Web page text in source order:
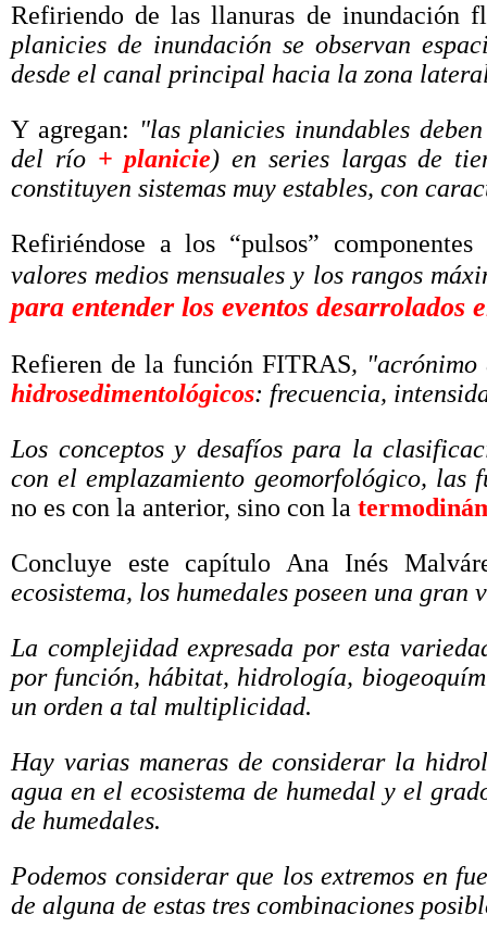
Refiriendo de las llanuras de inundación
planicies de inundación se observan
desde el canal principal hacia la zona
Y agregan: "las planicies inundables
del río + planicie) en series largas de
constituyen sistemas muy estables, con
Refiriéndose a los “pulsos”
valores medios mensuales y los rangos
para entender los eventos desarrolados
Refieren de la función FITRAS,
hidrosedimentológicos: frecuencia,
Los conceptos y desafíos para la
con el emplazamiento geomorfológico, las
no es con la anterior, sino con la
Concluye este capítulo Ana Inés
ecosistema, los humedales poseen una gran
La complejidad expresada por esta
por función, hábitat, hidrología,
un orden a tal multiplicidad.
Hay varias maneras de considerar la
agua en el ecosistema de humedal y el
de humedales.
Podemos considerar que los extremos en
de alguna de estas tres combinaciones